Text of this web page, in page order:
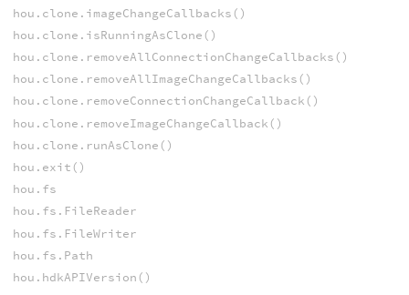
hou.clone.imageChangeCallbacks()
hou.clone.isRunningAsClone()
hou.clone.removeAllConnectionChangeCallbacks()
hou.clone.removeAllImageChangeCallbacks()
hou.clone.removeConnectionChangeCallback()
hou.clone.removeImageChangeCallback()
hou.clone.runAsClone()
hou.exit()
hou.fs
hou.fs.FileReader
hou.fs.FileWriter
hou.fs.Path
hou.hdkAPIVersion()